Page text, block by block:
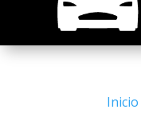
Inicio